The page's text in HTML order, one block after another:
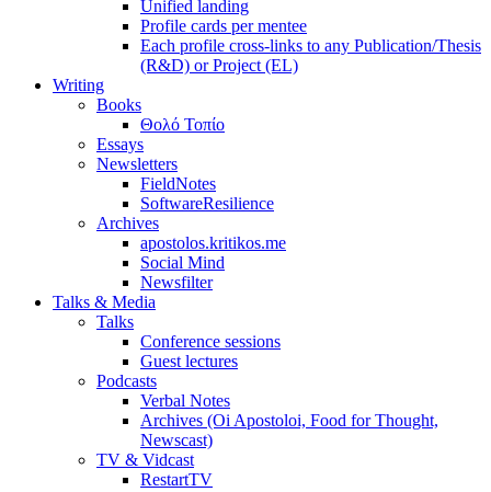
Unified landing
Profile cards per mentee
Each profile cross-links to any Publication/Thesis
(R&D) or Project (EL)
Writing
Books
Θολό Τοπίο
Essays
Newsletters
FieldNotes
SoftwareResilience
Archives
apostolos.kritikos.me
Social Mind
Newsfilter
Talks & Media
Talks
Conference sessions
Guest lectures
Podcasts
Verbal Notes
Archives (Oi Apostoloi, Food for Thought,
Newscast)
TV & Vidcast
RestartTV